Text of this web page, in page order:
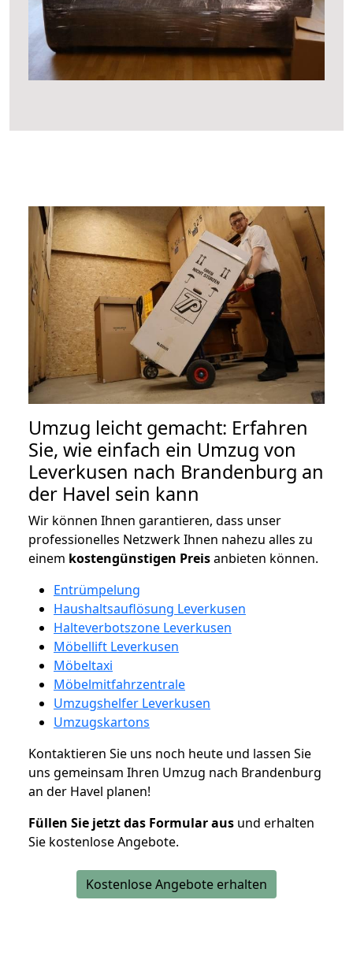
Umzug leicht gemacht: Erfahren
Sie, wie einfach ein Umzug von
Leverkusen nach Brandenburg an
der Havel sein kann
Wir können Ihnen garantieren, dass unser
professionelles Netzwerk Ihnen nahezu alles zu
einem kostengünstigen Preisanbieten können.
Entrümpelung
Haushaltsauflösung Leverkusen
Halteverbotszone Leverkusen
Möbellift Leverkusen
Möbeltaxi
Möbelmitfahrzentrale
Umzugshelfer Leverkusen
Umzugskartons
Kontaktieren Sie uns noch heute und lassen Sie
uns gemeinsam Ihren Umzug nach Brandenburg
an der Havel planen!
Füllen Sie jetzt das Formular aus und erhalten
Sie kostenlose Angebote.
Kostenlose Angebote erhalten